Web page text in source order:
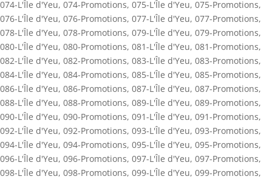
074-L'Île d'Yeu, 074-Promotions, 075-L'Île d'Yeu, 075-Promotions,
076-L'Île d'Yeu, 076-Promotions, 077-L'Île d'Yeu, 077-Promotions,
078-L'Île d'Yeu, 078-Promotions, 079-L'Île d'Yeu, 079-Promotions,
080-L'Île d'Yeu, 080-Promotions, 081-L'Île d'Yeu, 081-Promotions,
082-L'Île d'Yeu, 082-Promotions, 083-L'Île d'Yeu, 083-Promotions,
084-L'Île d'Yeu, 084-Promotions, 085-L'Île d'Yeu, 085-Promotions,
086-L'Île d'Yeu, 086-Promotions, 087-L'Île d'Yeu, 087-Promotions,
088-L'Île d'Yeu, 088-Promotions, 089-L'Île d'Yeu, 089-Promotions,
090-L'Île d'Yeu, 090-Promotions, 091-L'Île d'Yeu, 091-Promotions,
092-L'Île d'Yeu, 092-Promotions, 093-L'Île d'Yeu, 093-Promotions,
094-L'Île d'Yeu, 094-Promotions, 095-L'Île d'Yeu, 095-Promotions,
096-L'Île d'Yeu, 096-Promotions, 097-L'Île d'Yeu, 097-Promotions,
098-L'Île d'Yeu, 098-Promotions, 099-L'Île d'Yeu, 099-Promotions,